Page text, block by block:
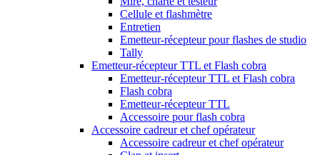
Cellule et flashmètre
Entretien
Emetteur-récepteur pour flashes de studio
Tally
Emetteur-récepteur TTL et Flash cobra
Emetteur-récepteur TTL et Flash cobra
Flash cobra
Emetteur-récepteur TTL
Accessoire pour flash cobra
Accessoire cadreur et chef opérateur
Accessoire cadreur et chef opérateur